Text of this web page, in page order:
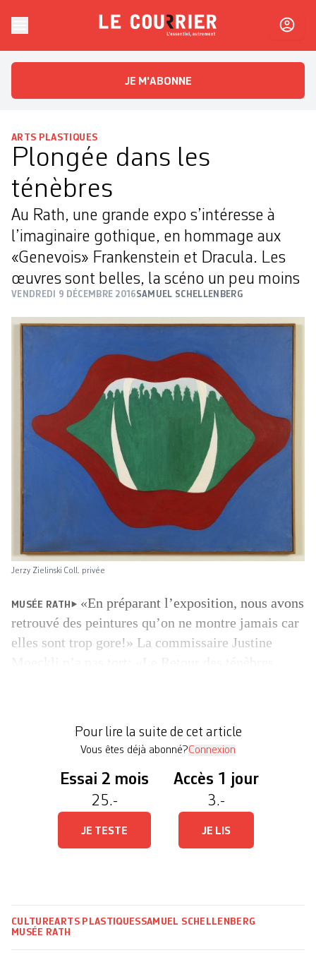
Le CourrierL'essentiel, autrement
JE M'ABONNE
ARTS PLASTIQUES
Plongée dans les
ténèbres
Au Rath, une grande expo s’intéresse à
l’imaginaire gothique, en hommage aux
«Genevois» Frankenstein et Dracula. Les
œuvres sont belles, la scéno un peu moins
VENDREDI 9 DÉCEMBRE 2016SAMUEL SCHELLENBERG
Jerzy Zielinski Coll. privée
MUSÉE RATH
«En préparant l’exposition, nous avons
retrouvé des peintures qu’on ne montre jamais car
elles sont trop gore!» La commissaire Justine
(1900) de Daniel Ihly, avec son macchabée […]
Pour lire la suite de cet article
Vous êtes déjà abonné?Connexion
Essai 2 mois
25.-
JE TESTE
Accès 1 jour
3.-
JE LIS
CULTUREARTS PLASTIQUESSAMUEL SCHELLENBERG
MUSÉE RATH